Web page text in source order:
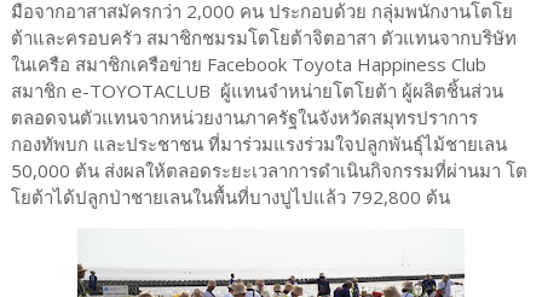
มือจากอาสาสมัครกว่า 2,000 คน ประกอบด้วย กลุ่มพนักงานโตโย
ต้าและครอบครัว สมาชิกชมรมโตโยต้าจิตอาสา ตัวแทนจากบริษัท
ในเครือ สมาชิกเครือข่าย Facebook Toyota Happiness Club
สมาชิก e-TOYOTACLUB ผู้แทนจำหน่ายโตโยต้า ผู้ผลิตชิ้นส่วน
ตลอดจนตัวแทนจากหน่วยงานภาครัฐในจังหวัดสมุทรปราการ
กองทัพบก และประชาชน ที่มาร่วมแรงร่วมใจปลูกพันธุ์ไม้ชายเลน
50,000 ต้น ส่งผลให้ตลอดระยะเวลาการดำเนินกิจกรรมที่ผ่านมา โต
โยต้าได้ปลูกป่าชายเลนในพื้นที่บางปูไปแล้ว 792,800 ต้น